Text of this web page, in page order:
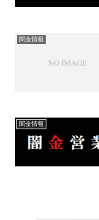
闇金情報
闇金情報